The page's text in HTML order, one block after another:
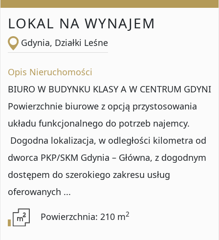
LOKAL NA WYNAJEM
Gdynia, Działki Leśne
Opis Nieruchomości
BIURO W BUDYNKU KLASY A W CENTRUM GDYNI
Powierzchnie biurowe z opcją przystosowania
układu funkcjonalnego do potrzeb najemcy.
Dogodna lokalizacja, w odległości kilometra od
dworca PKP/SKM Gdynia – Główna, z dogodnym
dostępem do szerokiego zakresu usług
oferowanych ...
Powierzchnia: 210 m2